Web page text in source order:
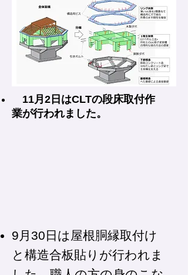
11月2日はCLTの段床取付作
業が行われました。
9月30日は屋根胴縁取付け
と構造合板貼りが行われま